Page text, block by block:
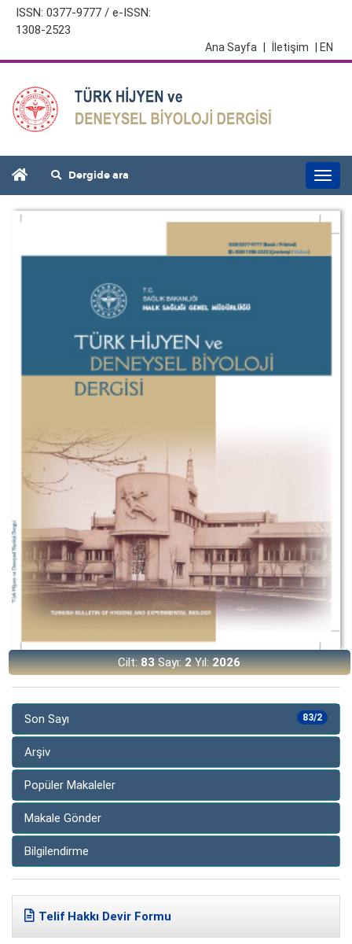
ISSN: 0377-9777 / e-ISSN:
1308-2523
| EN
İletişim
Ana Sayfa
Dergide ara
Cilt:83Sayı:2Yıl:2026
83/2
Son Sayı
Arşiv
Popüler Makaleler
Makale Gönder
Bilgilendirme
Telif Hakkı Devir Formu